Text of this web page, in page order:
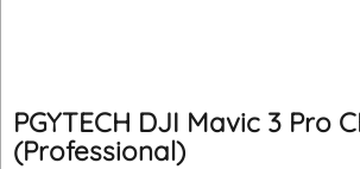
PGYTECH DJI Mavic 3 Pro
(Professional)